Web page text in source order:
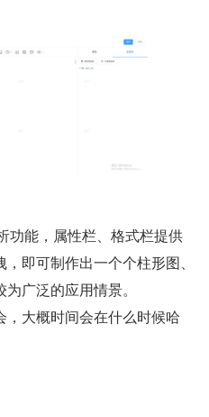
功能，属性栏、格式栏提供
即可制作出一个个柱形图、
广泛的应用情景。
大概时间会在什么时候哈